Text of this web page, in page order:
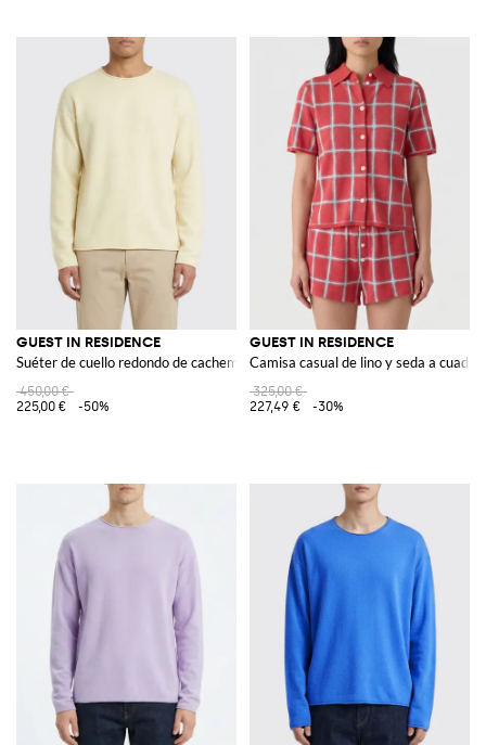
GUEST IN RESIDENCE
Suéter de cuello redondo de cachemira
450,00 €
225,00 €
-50%
GUEST IN RESIDENCE
Camisa casual de lino y seda a
325,00 €
227,49 €
-30%